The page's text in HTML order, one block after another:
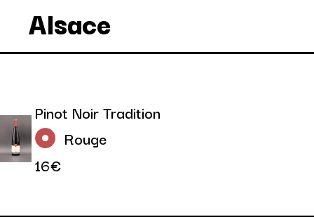
Alsace
Pinot Noir Tradition
Rouge
16€